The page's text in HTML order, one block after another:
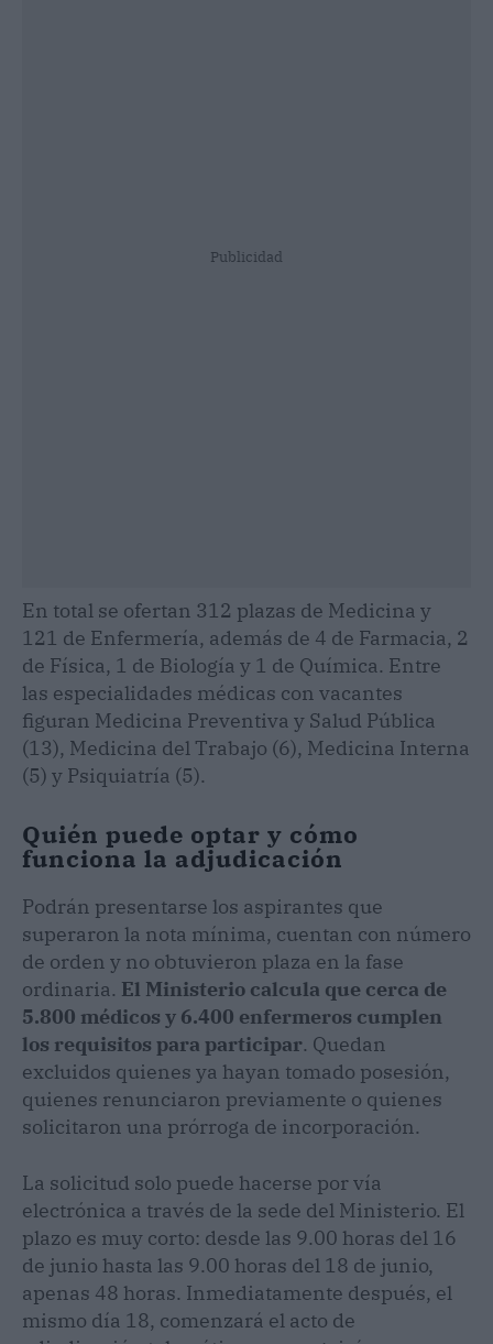
Publicidad
En total se ofertan 312 plazas de Medicina y
121 de Enfermería, además de 4 de Farmacia, 2
de Física, 1 de Biología y 1 de Química. Entre
las especialidades médicas con vacantes
figuran Medicina Preventiva y Salud Pública
(13), Medicina del Trabajo (6), Medicina Interna
(5) y Psiquiatría (5).
Quién puede optar y cómo
funciona la adjudicación
Podrán presentarse los aspirantes que
superaron la nota mínima, cuentan con número
de orden y no obtuvieron plaza en la fase
ordinaria. El Ministerio calcula que cerca de
5.800 médicos y 6.400 enfermeros cumplen
los requisitos para participar. Quedan
excluidos quienes ya hayan tomado posesión,
quienes renunciaron previamente o quienes
solicitaron una prórroga de incorporación.
La solicitud solo puede hacerse por vía
electrónica a través de la sede del Ministerio. El
plazo es muy corto: desde las 9.00 horas del 16
de junio hasta las 9.00 horas del 18 de junio,
apenas 48 horas. Inmediatamente después, el
mismo día 18, comenzará el acto de